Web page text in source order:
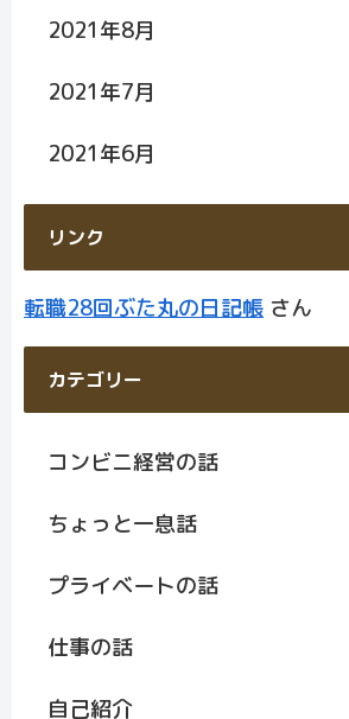
2021年8月
2021年7月
2021年6月
リンク
転職28回ぶた丸の日記帳 さん
カテゴリー
コンビニ経営の話
ちょっと一息話
プライベートの話
仕事の話
自己紹介